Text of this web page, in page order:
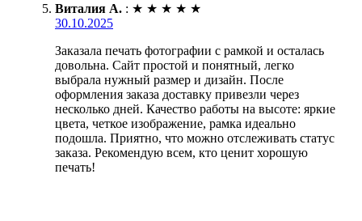
Виталия А. : ★ ★ ★ ★ ★
30.10.2025
Заказала печать фотографии с рамкой и осталась
довольна. Сайт простой и понятный, легко
выбрала нужный размер и дизайн. После
оформления заказа доставку привезли через
несколько дней. Качество работы на высоте: яркие
цвета, четкое изображение, рамка идеально
подошла. Приятно, что можно отслеживать статус
заказа. Рекомендую всем, кто ценит хорошую
печать!